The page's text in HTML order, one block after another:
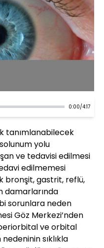
0:00/4:17
tanımlanabilecek
yolu
ve tedavisi edilmesi
edilmemesi
bronşit, gastrit, reflü,
damarlarında
sorunlara neden
Göz Merkezi’nden
ve orbital
sıklıkla